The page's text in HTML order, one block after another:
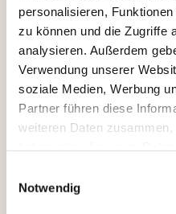
personalisieren,
zu können und die Zugriffe
analysieren. Außerdem
Verwendung unserer
soziale Medien, Werbung
Partner führen diese
weiteren Daten
Notwendig
Ein gesunder,
von entscheidender
maßgeblich zur
körperlichen und
beiträgt. Während
Ein gesunder